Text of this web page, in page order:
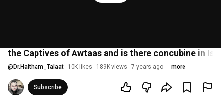
@ Dr.Haitham_Talaat 10K likes 189K views 7 years ago more
Subscribe